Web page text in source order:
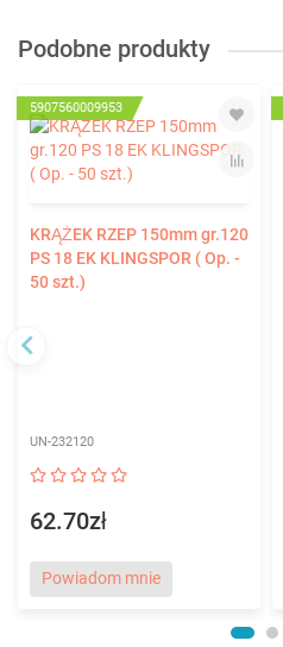
Podobne produkty
5907560009953
KRĄŻEK RZEP 150mm gr.120
PS 18 EK KLINGSPOR ( Op. -
50 szt.)
UN-232120
62.70zł
Powiadom mnie